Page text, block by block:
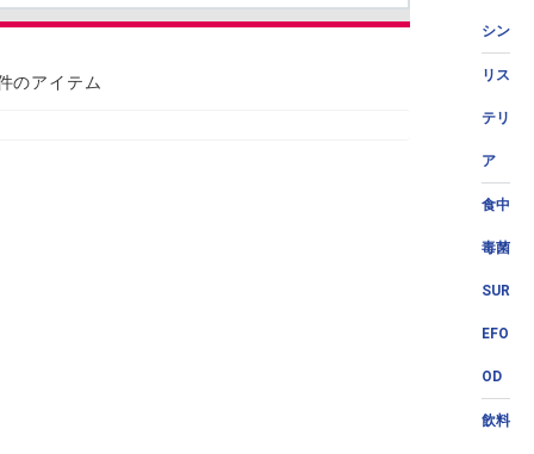
シン
リス
テリ
ア
食中
毒菌
SUR
EFO
OD
飲料
のアイテム